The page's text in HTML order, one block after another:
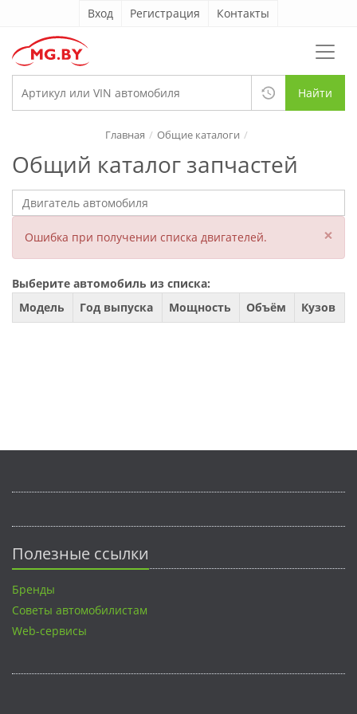
Вход Регистрация Контакты
Найти
Общий каталог запчастей
Главная Общие каталоги
Ошибка при получении списка двигателей. ×
Выберите автомобиль из списка:
Модель
Год выпуска Мощность Объём Кузов
Полезные ссылки
Бренды
Советы автомобилистам
Web-сервисы